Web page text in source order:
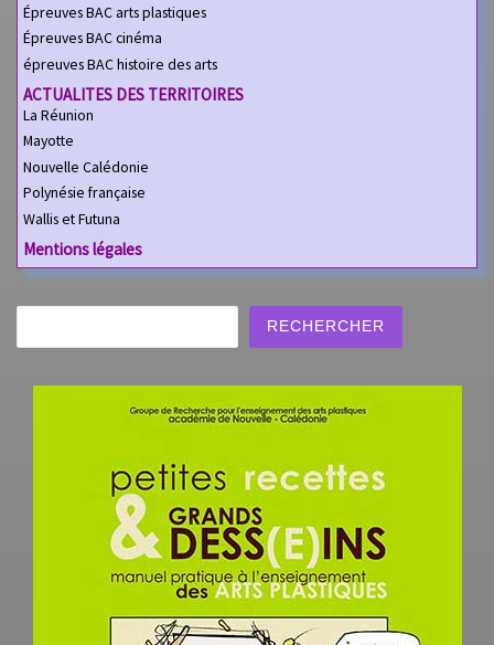
Épreuves BAC arts plastiques
Épreuves BAC cinéma
épreuves BAC histoire des arts
ACTUALITES DES TERRITOIRES
La Réunion
Mayotte
Nouvelle Calédonie
Polynésie française
Wallis et Futuna
Mentions légales
RECHERCHER